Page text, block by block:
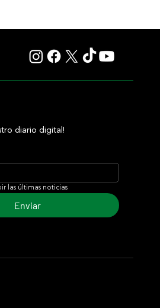
diario digital!
las últimas noticias
Enviar